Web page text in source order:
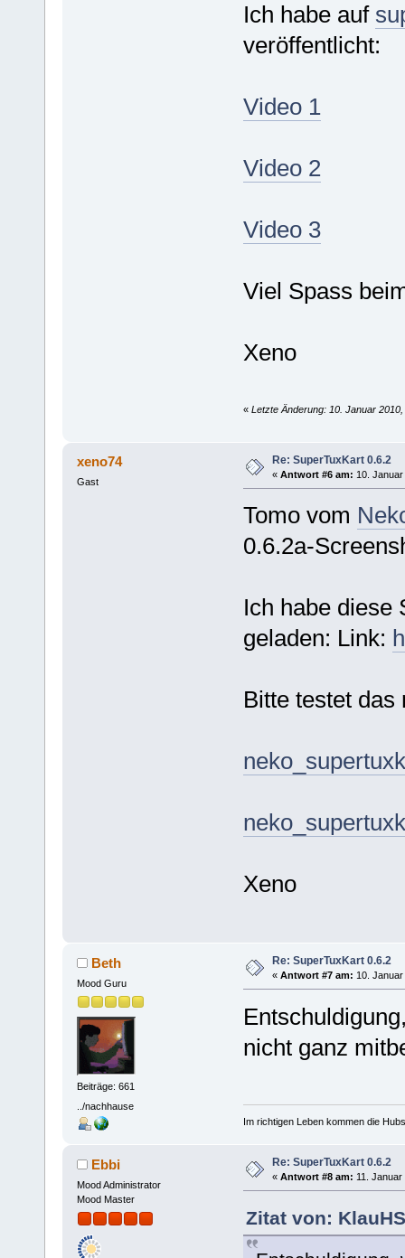
Ich habe auf
veröffentlicht:
Video 1
Video 2
Video 3
Viel Spass
Xeno
« Letzte Änderung: 10. Januar
xeno74
Gast
Re: SuperTuxKart 0.6.2
« Antwort #6 am: 10.
Tomo vom
0.6.2a-
Ich habe diese
geladen: Link:
Bitte testet das
Xeno
Beth
Mood Guru
Beiträge: 661
../nachhause
Re: SuperTuxKart 0.6.2
« Antwort #7 am: 10.
nicht ganz
Im richtigen Leben kommen die
Ebbi
Mood Administrator
Mood Master
Re: SuperTuxKart 0.6.2
« Antwort #8 am: 11.
Zitat von: